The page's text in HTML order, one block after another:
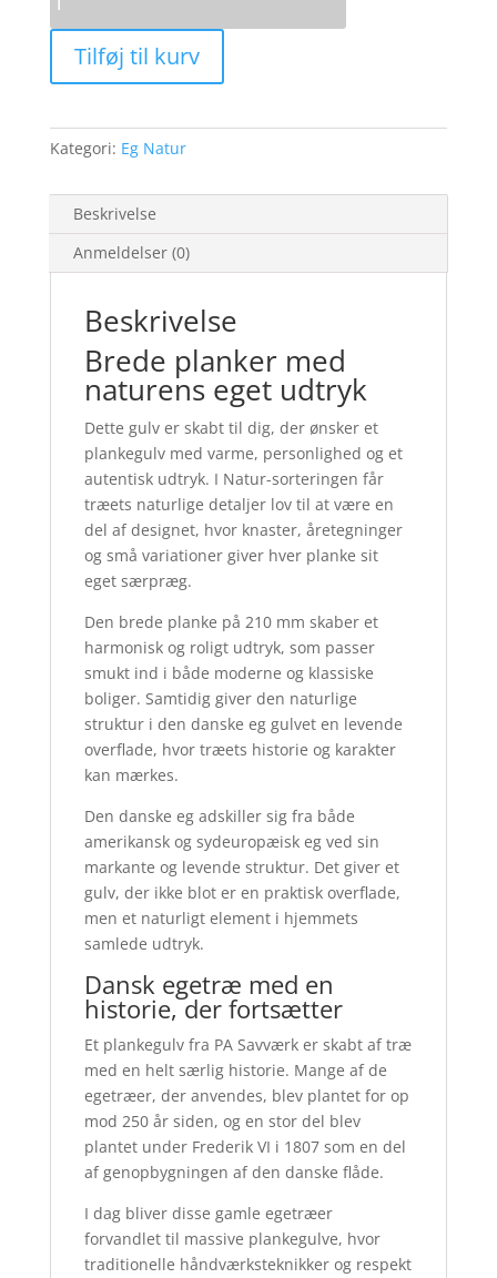
Natur
22x210
ubehandlet
antal
Tilføj til kurv
Kategori: Eg Natur
Beskrivelse
Anmeldelser (0)
Beskrivelse
Brede planker med
naturens eget udtryk
Dette gulv er skabt til dig, der ønsker et
plankegulv med varme, personlighed og et
autentisk udtryk. I Natur-sorteringen får
træets naturlige detaljer lov til at være en
del af designet, hvor knaster, åretegninger
og små variationer giver hver planke sit
eget særpræg.
Den brede planke på 210 mm skaber et
harmonisk og roligt udtryk, som passer
smukt ind i både moderne og klassiske
boliger. Samtidig giver den naturlige
struktur i den danske eg gulvet en levende
overflade, hvor træets historie og karakter
kan mærkes.
Den danske eg adskiller sig fra både
amerikansk og sydeuropæisk eg ved sin
markante og levende struktur. Det giver et
gulv, der ikke blot er en praktisk overflade,
men et naturligt element i hjemmets
samlede udtryk.
Dansk egetræ med en
historie, der fortsætter
Et plankegulv fra PA Savværk er skabt af træ
med en helt særlig historie. Mange af de
egetræer, der anvendes, blev plantet for op
mod 250 år siden, og en stor del blev
plantet under Frederik VI i 1807 som en del
af genopbygningen af den danske flåde.
I dag bliver disse gamle egetræer
forvandlet til massive plankegulve, hvor
traditionelle håndværksteknikker og respekt